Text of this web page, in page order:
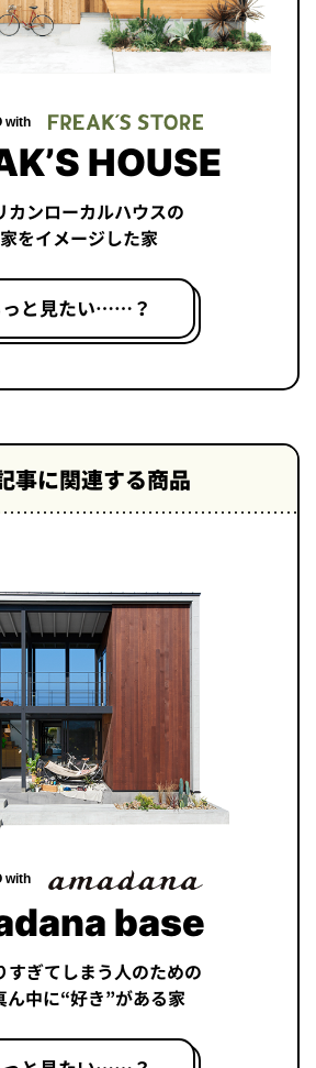
with
HOUSE
カンローカルハウスの
をイメージした家
っと見たい……？
事に関連する商品
with
base
すぎてしまう人のための
ん中に“好き”がある家